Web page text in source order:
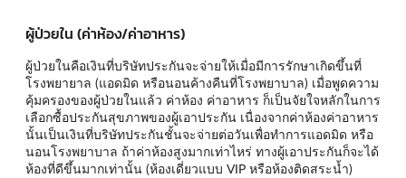
ผู้ป่วยใน (ค่าห้อง/ค่าอาหาร)
ผู้ป่วยในคือเงินที่บริษัทประกันจะจ่ายให้เมื่อมีการรักษาเกิดขึ้นที่
โรงพยายาล (แอดมิด หรือนอนค้างคืนที่โรงพยาบาล) เมื่อพูดความ
คุ้มครองของผู้ป่วยในแล้ว ค่าห้อง ค่าอาหาร ก็เป็นจัยใจหลักในการ
เลือกซื้อประกันสุขภาพของผู้เอาประกัน เนื่องจากค่าห้องค่าอาหาร
นั้นเป็นเงินที่บริษัทประกันชั้นจะจ่ายต่อวันเพื่อทำการแอดมิด หรือ
นอนโรงพยาบาล ถ้าค่าห้องสูงมากเท่าไหร่ ทางผู้เอาประกันก็จะได้
ห้องที่ดีขึ้นมากเท่านั้น (ห้องเดี่ยวแบบ VIP หรือห้องติดสระน้ำ)